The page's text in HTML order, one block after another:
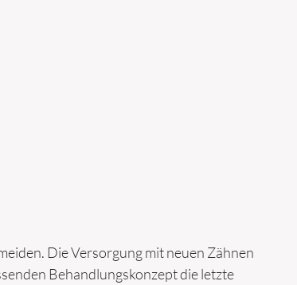
Die Versorgung mit neuen Zähnen
Behandlungskonzept die letzte